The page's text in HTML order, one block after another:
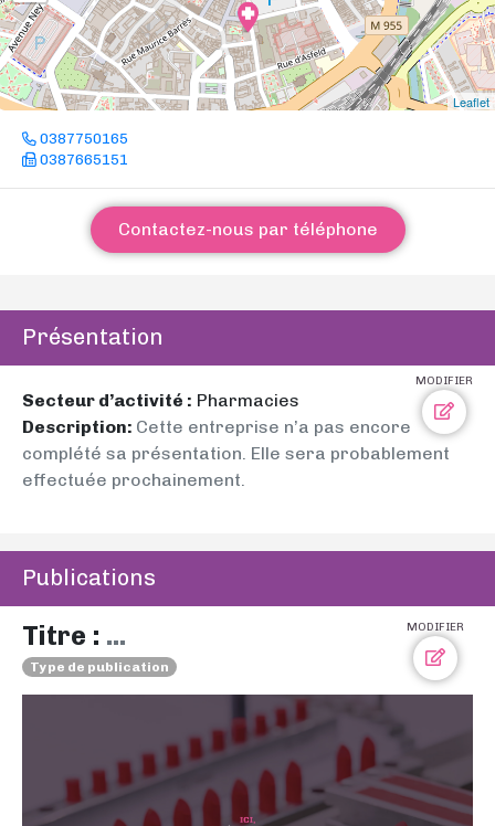
Leaflet
0387750165
0387665151
Contactez-nous par téléphone
Présentation
MODIFIER
Secteur d’activité : Pharmacies
Description: Cette entreprise n’a pas encore
complété sa présentation. Elle sera probablement
effectuée prochainement.
Publications
MODIFIER
Titre : ...
Type de publication